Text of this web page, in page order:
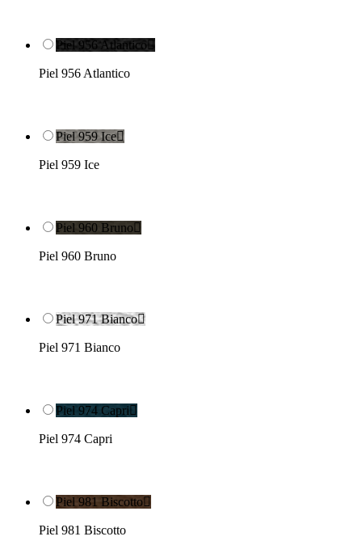
Piel 956 Atlantico 
Piel 956 Atlantico
Piel 959 Ice
Piel 959 Ice
Piel 960 Bruno
Piel 960 Bruno
Piel 971 Bianco
Piel 971 Bianco
Piel 974 Capri
Piel 974 Capri
Piel 981 Biscotto
Piel 981 Biscotto